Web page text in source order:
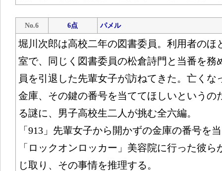
No.6 6点 パメル
堀川次郎は高校二年の図書委員。利用者のほ
室で、同じく図書委員の松倉詩門と当番を務
員を引退した先輩女子が訪ねてきた。亡くな
金庫、その鍵の番号を当ててほしいというの
る謎に、男子高校生二人が挑む全六編。
「913」先輩女子から開かずの金庫の番号を
「ロックオンロッカー」美容院に行った彼
じ取り、その事情を推理する。